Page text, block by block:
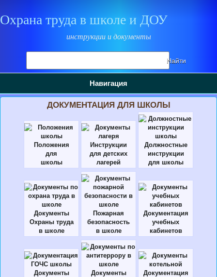
Охрана труда в школе и ДОУ
инструкции и документы
Навигация
ДОКУМЕНТАЦИЯ ДЛЯ ШКОЛЫ
Положения
для
школы
Инструкции
для детских
лагерей
Должностные
инструкции
для школы
Документы
Охраны труда
в школе
Пожарная
безопасность
в школе
Документация
учебных
кабинетов
Документы
Документы
Документация